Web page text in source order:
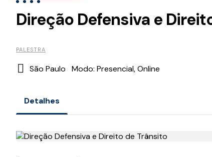
Direção Defensiva e
PALESTRA
São Paulo Modo: Presencial, Online
Detalhes